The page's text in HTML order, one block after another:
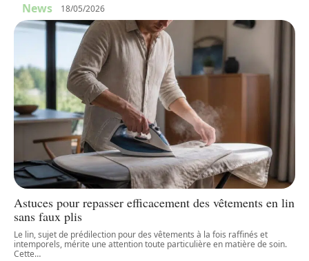
News 18/05/2026
Astuces pour repasser efficacement des vêtements en lin
sans faux plis
Le lin, sujet de prédilection pour des vêtements à la fois raffinés et
intemporels, mérite une attention toute particulière en matière de soin.
Cette…